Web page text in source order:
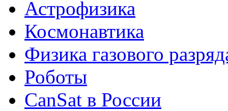
Астрофизика
Космонавтика
Физика газового
Роботы
CanSat в России